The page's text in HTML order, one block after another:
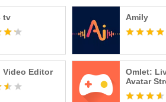
tv Amily
Video Editor
Omlet:
Avatar